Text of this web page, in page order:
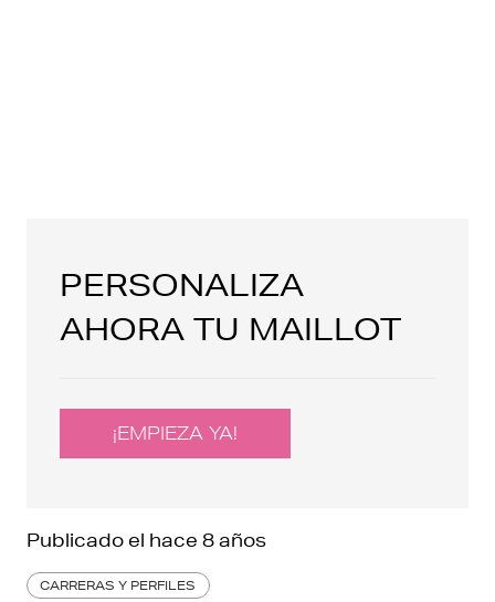
PERSONALIZA
AHORA TU MAILLOT
¡EMPIEZA YA!
Publicado el hace 8 años
CARRERAS Y PERFILES